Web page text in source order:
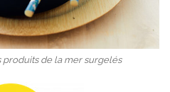
produits de la mer surgelés